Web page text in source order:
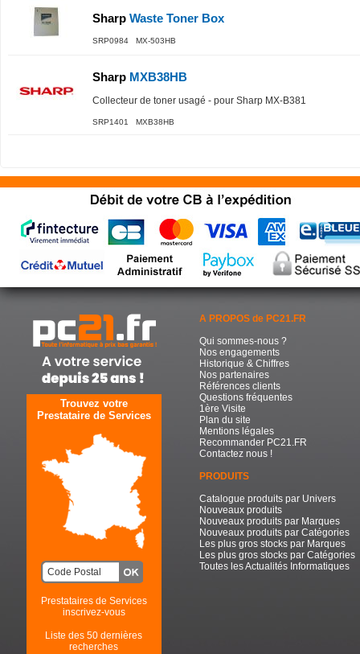
Sharp Waste Toner Box
SRP0984 MX-503HB
Sharp MXB38HB
Collecteur de toner usagé - pour Sharp MX-B381
SRP1401 MXB38HB
Trouvez votre
Prestataire de Services
Prestataires de Services
inscrivez-vous
Liste des 50 dernières
recherches
A PROPOS de PC21.FR
Qui sommes-nous ?
Nos engagements
Historique & Chiffres
Nos partenaires
Références clients
Questions fréquentes
1ère Visite
Plan du site
Mentions légales
Recommander PC21.FR
Contactez nous !
PRODUITS
Catalogue produits par Univers
Nouveaux produits
Nouveaux produits par Marques
Nouveaux produits par Catégories
Les plus gros stocks par Marques
Les plus gros stocks par Catégories
Toutes les Actualités Informatiques